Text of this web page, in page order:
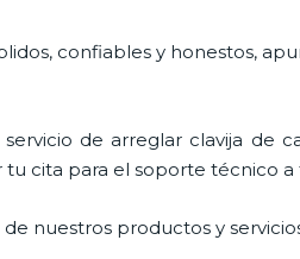
confiables y honestos,
de arreglar clavija de
cita para el soporte técnico a
nuestros productos y